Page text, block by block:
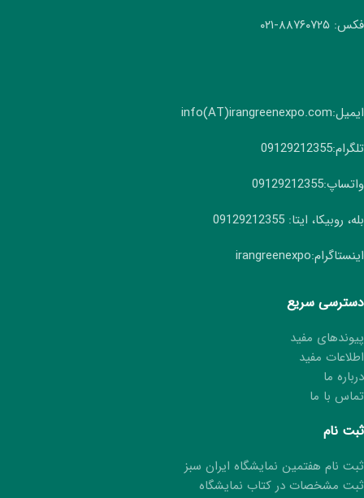
فکس: ۸۸۷۶۰۷۲۵-۰۲۱
ایمیل:info(AT)irangreenexpo.com
تلگرام:09129212355
واتساپ:09129212355
بله، روبیکا، ایتا: 09129212355
اینستاگرام:irangreenexpo
دسترسی سریع
پیوندهای مفید
اطلاعات مفید
درباره ما
تماس با ما
ثبت نام
ثبت نام هفتمین نمایشگاه ایران سبز
ثبت مشخصات در کتاب نمایشگاه